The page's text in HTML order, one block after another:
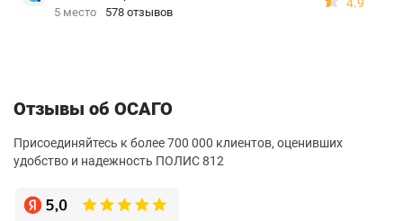
5 место 578 отзывов
Отзывы об ОСАГО
Присоединяйтесь к более 700 000 клиентов, оценивших
удобство и надежность ПОЛИС 812